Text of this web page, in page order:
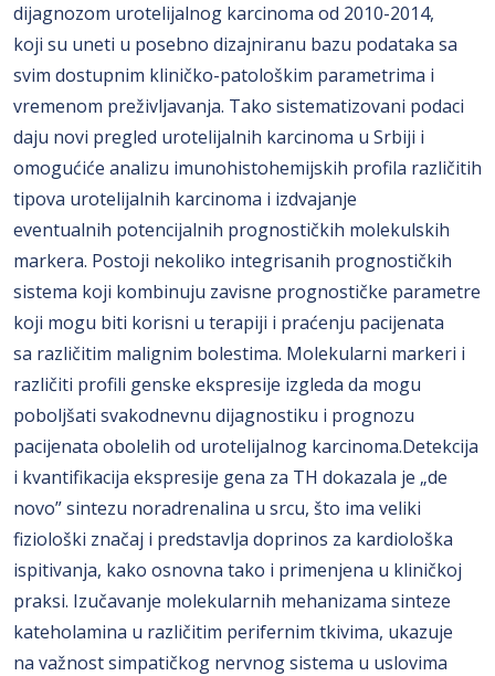
dijagnozom urotelijalnog karcinoma od 2010-2014,
koji su uneti u posebno dizajniranu bazu podataka sa
svim dostupnim kliničko-patološkim parametrima i
vremenom preživljavanja. Tako sistematizovani podaci
daju novi pregled urotelijalnih karcinoma u Srbiji i
omogućiće analizu imunohistohemijskih profila različitih
tipova urotelijalnih karcinoma i izdvajanje
eventualnih potencijalnih prognostičkih molekulskih
markera. Postoji nekoliko integrisanih prognostičkih
sistema koji kombinuju zavisne prognostičke parametre
koji mogu biti korisni u terapiji i praćenju pacijenata
sa različitim malignim bolestima. Molekularni markeri i
različiti profili genske ekspresije izgleda da mogu
poboljšati svakodnevnu dijagnostiku i prognozu
pacijenata obolelih od urotelijalnog karcinoma.Detekcija
i kvantifikacija ekspresije gena za TH dokazala je „de
novo” sintezu noradrenalina u srcu, što ima veliki
fiziološki značaj i predstavlja doprinos za kardiološka
ispitivanja, kako osnovna tako i primenjena u kliničkoj
praksi. Izučavanje molekularnih mehanizama sinteze
kateholamina u različitim perifernim tkivima, ukazuje
na važnost simpatičkog nervnog sistema u uslovima